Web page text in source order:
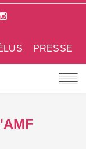
PRESSE